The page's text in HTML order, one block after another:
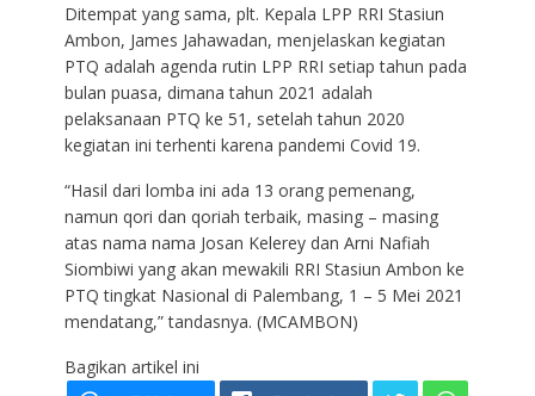
Ditempat yang sama, plt. Kepala LPP RRI Stasiun
Ambon, James Jahawadan, menjelaskan kegiatan
PTQ adalah agenda rutin LPP RRI setiap tahun pada
bulan puasa, dimana tahun 2021 adalah
pelaksanaan PTQ ke 51, setelah tahun 2020
kegiatan ini terhenti karena pandemi Covid 19.
“Hasil dari lomba ini ada 13 orang pemenang,
namun qori dan qoriah terbaik, masing – masing
atas nama nama Josan Kelerey dan Arni Nafiah
Siombiwi yang akan mewakili RRI Stasiun Ambon ke
PTQ tingkat Nasional di Palembang, 1 – 5 Mei 2021
mendatang,” tandasnya. (MCAMBON)
Bagikan artikel ini